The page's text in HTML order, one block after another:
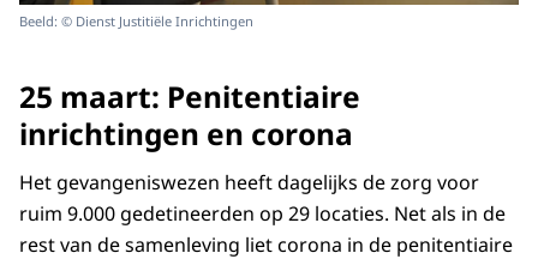
Beeld: © Dienst Justitiële Inrichtingen
25 maart: Penitentiaire
inrichtingen en corona
Het gevangeniswezen heeft dagelijks de zorg voor
ruim 9.000 gedetineerden op 29 locaties. Net als in de
rest van de samenleving liet corona in de penitentiaire